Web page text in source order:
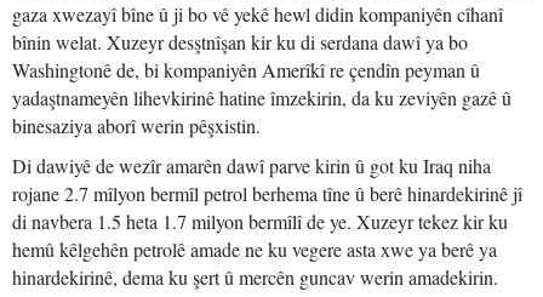
gaza xwezayî bîne û ji bo vê yekê hewl didin kompaniyên cîhanî
bînin welat. Xuzeyr desştnîşan kir ku di serdana dawî ya bo
Washingtonê de, bi kompaniyên Amerîkî re çendîn peyman û
yadaştnameyên lihevkirinê hatine îmzekirin, da ku zeviyên gazê û
binesaziya aborî werin pêşxistin.
Di dawiyê de wezîr amarên dawî parve kirin û got ku Iraq niha
rojane 2.7 mîlyon bermîl petrol berhema tîne û berê hinardekirinê jî
di navbera 1.5 heta 1.7 milyon bermîlî de ye. Xuzeyr tekez kir ku
hemû kêlgehên petrolê amade ne ku vegere asta xwe ya berê ya
hinardekirinê, dema ku şert û mercên guncav werin amadekirin.